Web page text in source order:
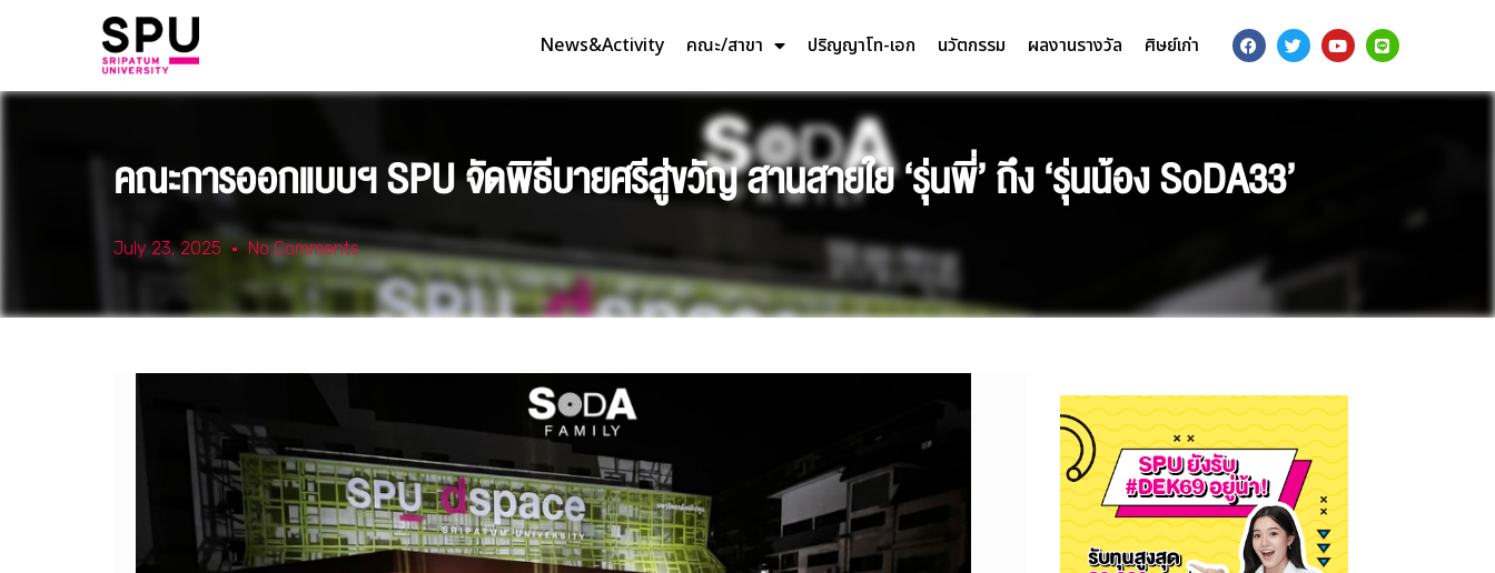
News&Activity คณะ/สาขา ปริญญาโท-เอก นวัตกรรม ผลงานรางวัล ศิษย์เก่า
คณะการออกแบบฯ SPU จัดพิธีบายศรีสู่ขวัญ สานสายใย ‘รุ่นพี่’ ถึง ‘รุ่นน้อง SoDA33’
July 23, 2025 No Comments